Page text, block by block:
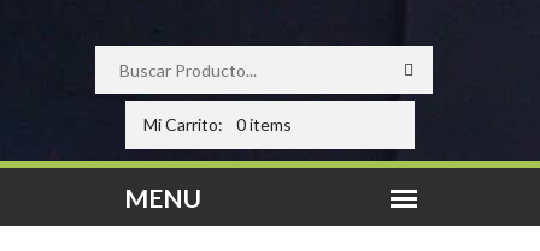
Mi Carrito: 0 items